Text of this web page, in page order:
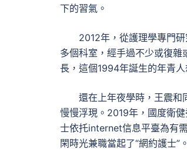
下的習氣。
2012年，從護理學專門
多個科室，經手過不少或復
長，這個1994年誕生的年青
還在上年夜學時，王震和
慢慢浮現。2019年，國度衛
士依托internet信息平臺為有
閑時光兼職當起了“網約護士”。